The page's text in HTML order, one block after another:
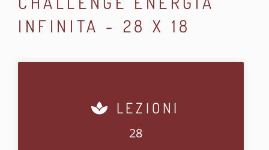
INFINITA - 28 X 18
LEZIONI
28